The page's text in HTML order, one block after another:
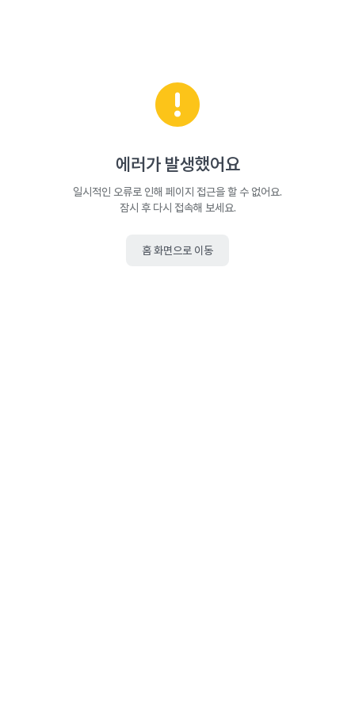
에러가 발생했어요
일시적인 오류로 인해 페이지 접근을 할 수 없어요.
잠시 후 다시 접속해 보세요.
홈 화면으로 이동